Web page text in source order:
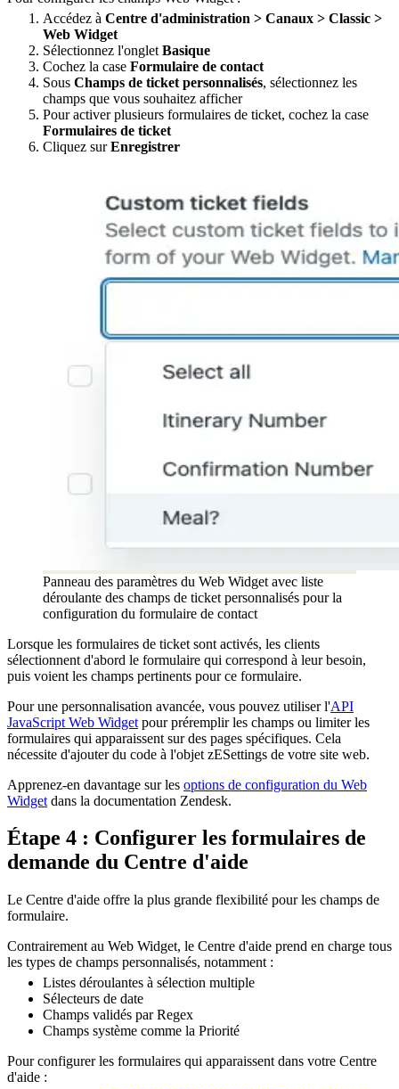
Accédez à Centre d'administration > Canaux > Classic >
Web Widget
Sélectionnez l'onglet Basique
Cochez la case Formulaire de contact
Sous Champs de ticket personnalisés, sélectionnez les
champs que vous souhaitez afficher
Pour activer plusieurs formulaires de ticket, cochez la case
Formulaires de ticket
Cliquez surEnregistrer
Panneau des paramètres du Web Widget avec liste
déroulante des champs de ticket personnalisés pour la
configuration du formulaire de contact
Lorsque les formulaires de ticket sont activés, les clients
sélectionnent d'abord le formulaire qui correspond à leur besoin,
puis voient les champs pertinents pour ce formulaire.
Pour une personnalisation avancée, vous pouvez utiliser l'API
JavaScript Web Widget pour préremplir les champs ou limiter les
formulaires qui apparaissent sur des pages spécifiques. Cela
nécessite d'ajouter du code à l'objet zESettings de votre site web.
Apprenez-en davantage sur les options de configuration du Web
Widget dans la documentation Zendesk.
Étape 4 : Configurer les formulaires de
demande du Centre d'aide
Le Centre d'aide offre la plus grande flexibilité pour les champs de
formulaire.
Contrairement au Web Widget, le Centre d'aide prend en charge tous
les types de champs personnalisés, notamment :
Listes déroulantes à sélection multiple
Sélecteurs de date
Champs validés par Regex
Champs système comme la Priorité
Pour configurer les formulaires qui apparaissent dans votre Centre
d'aide :